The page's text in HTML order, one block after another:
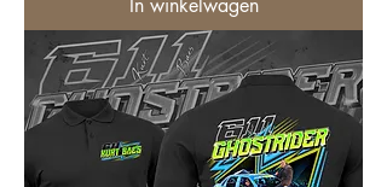
In winkelwagen